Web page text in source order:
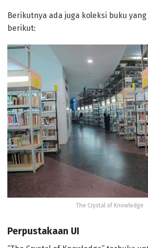
Berikutnya ada juga koleksi buku
berikut:
The Crystal of Knowledge
Perpustakaan UI